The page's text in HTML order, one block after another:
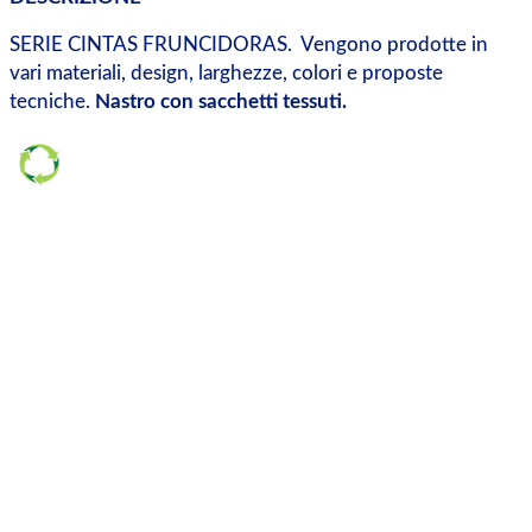
SERIE CINTAS FRUNCIDORAS. Vengono prodotte in
vari materiali, design, larghezze, colori e proposte
tecniche. Nastro con sacchetti tessuti.